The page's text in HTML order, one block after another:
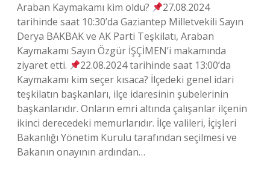
Araban Kaymakamı kim oldu?
27.08.2024
tarihinde saat 10:30’da Gaziantep Milletvekili Sayın
Derya BAKBAK ve AK Parti Teşkilatı, Araban
Kaymakamı Sayın Özgür İŞÇİMEN’i makamında
ziyaret etti.
22.08.2024 tarihinde saat 13:00’da
Kaymakamı kim seçer kısaca? İlçedeki genel idari
teşkilatın başkanları, ilçe idaresinin şubelerinin
başkanlarıdır. Onların emri altında çalışanlar ilçenin
ikinci derecedeki memurlarıdır. İlçe valileri, İçişleri
Bakanlığı Yönetim Kurulu tarafından seçilmesi ve
Bakanın onayının ardından…